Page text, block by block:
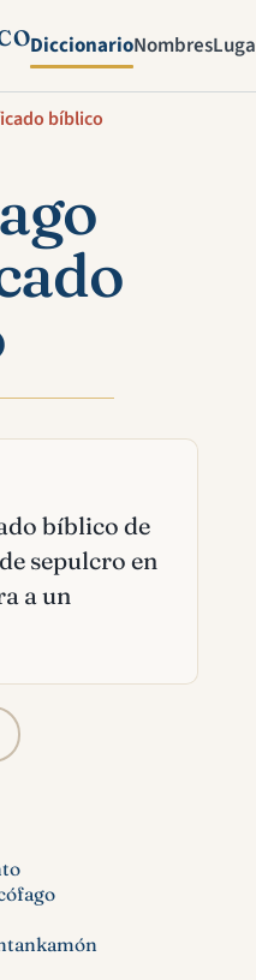
DiccionarioNombres
bíblico
bíblico de
sepulcro en
a un